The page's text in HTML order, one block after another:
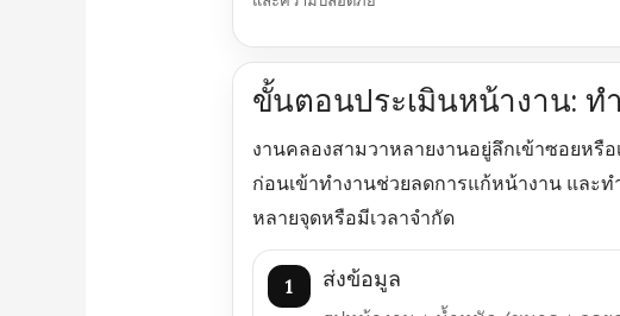
ขั้นตอนประเมินหน้างาน: ท
งานคลองสามวาหลายงานอยู่ลึกเข้าซอยหรื
ก่อนเข้าทำงานช่วยลดการแก้หน้างาน และ
หลายจุดหรือมีเวลาจำกัด
1 ส่งข้อมูล